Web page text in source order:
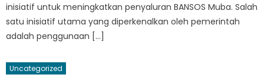
inisiatif untuk meningkatkan penyaluran BANSOS Muba. Salah
satu inisiatif utama yang diperkenalkan oleh pemerintah
adalah penggunaan […]
Uncategorized